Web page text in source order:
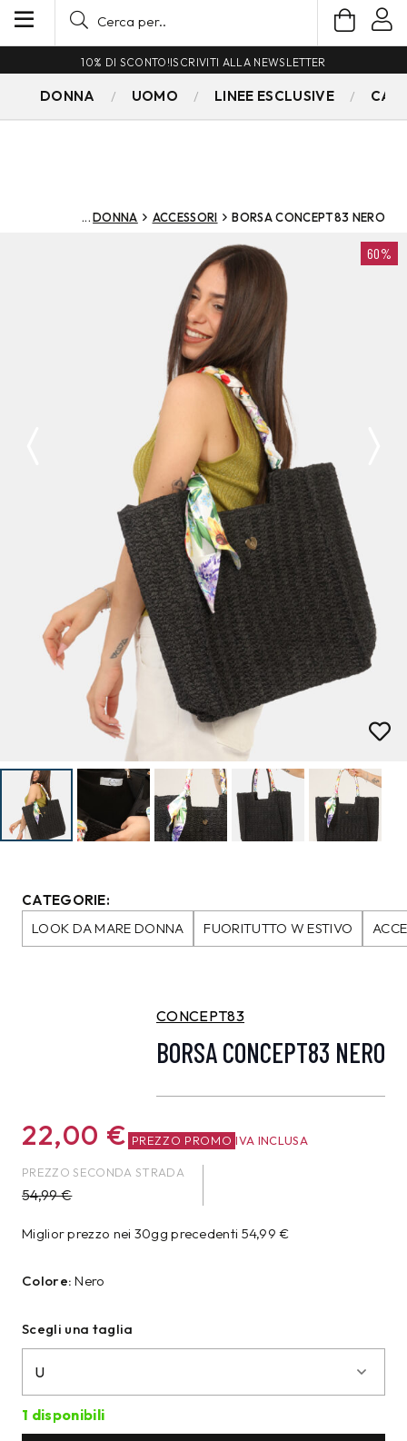
10% DI SCONTO!ISCRIVITI ALLA NEWSLETTER
DONNA UOMO LINEE ESCLUSIVE
DONNA ACCESSORI BORSA CONCEPT83 NERO
60%
CATEGORIE:
LOOK DA MARE DONNA
FUORITUTTO W ESTIVO
CONCEPT83
BORSA CONCEPT83 NERO
22,00 € PREZZO PROMO IVA INCLUSA
PREZZO SECONDA STRADA
54,99€
Miglior prezzo nei 30gg precedenti 54,99€
Colore: Nero
Scegli una taglia
1 disponibili